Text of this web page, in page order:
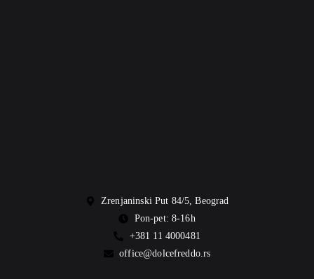
Zrenjaninski Put 84/5, Beograd
Pon-pet: 8-16h
+381 11 4000481
office@dolcefreddo.rs